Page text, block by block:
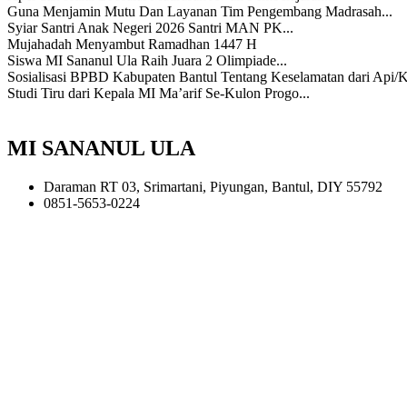
Guna Menjamin Mutu Dan Layanan Tim Pengembang Madrasah...
Syiar Santri Anak Negeri 2026 Santri MAN PK...
Mujahadah Menyambut Ramadhan 1447 H
Siswa MI Sananul Ula Raih Juara 2 Olimpiade...
Sosialisasi BPBD Kabupaten Bantul Tentang Keselamatan dari Api/
Studi Tiru dari Kepala MI Ma’arif Se-Kulon Progo...
MI SANANUL ULA
Daraman RT 03, Srimartani, Piyungan, Bantul, DIY 55792
0851-5653-0224